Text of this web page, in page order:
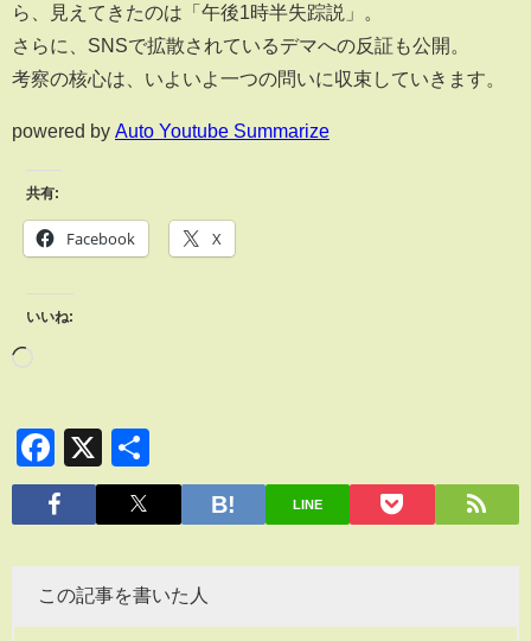
ら、見えてきたのは「午後1時半失踪説」。
さらに、SNSで拡散されているデマへの反証も公開。
考察の核心は、いよいよ一つの問いに収束していきます。
powered by Auto Youtube Summarize
共有:
Facebook X
いいね:
Facebook
X
有
LINE
この記事を書いた人